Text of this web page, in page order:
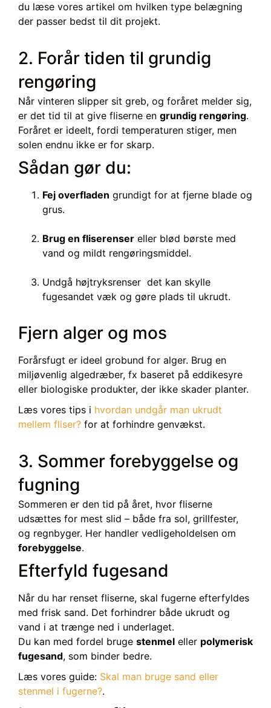
du læse vores artikel om hvilken type belægning
der passer bedst til dit projekt.
2. Forår tiden til grundig
rengøring
Når vinteren slipper sit greb, og foråret melder sig,
er det tid til at give fliserne en grundig rengøring.
Foråret er ideelt, fordi temperaturen stiger, men
solen endnu ikke er for skarp.
Sådan gør du:
Fej overfladen grundigt for at fjerne blade og
grus.
Brug en fliserenser eller blød børste med
vand og mildt rengøringsmiddel.
Undgå højtryksrenser det kan skylle
fugesandet væk og gøre plads til ukrudt.
Fjern alger og mos
Forårsfugt er ideel grobund for alger. Brug en
miljøvenlig algedræber, fx baseret på eddikesyre
eller biologiske produkter, der ikke skader planter.
Læs vores tips i hvordan undgår man ukrudt
mellem fliser? for at forhindre genvækst.
3. Sommer forebyggelse og
fugning
Sommeren er den tid på året, hvor fliserne
udsættes for mest slid – både fra sol, grillfester,
og regnbyger. Her handler vedligeholdelsen om
forebyggelse.
Efterfyld fugesand
Når du har renset fliserne, skal fugerne efterfyldes
med frisk sand. Det forhindrer både ukrudt og
vand i at trænge ned i underlaget.
Du kan med fordel bruge stenmel eller polymerisk
fugesand, som binder bedre.
Læs vores guide: Skal man bruge sand eller
stenmel i fugerne?.